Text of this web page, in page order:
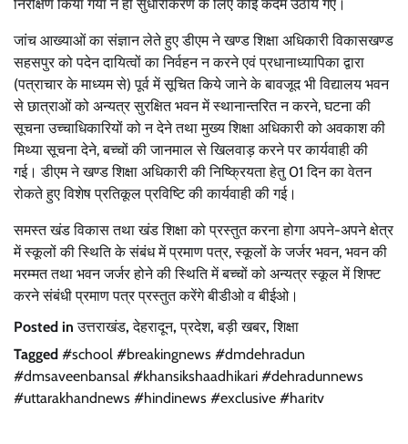
निरीक्षण किया गया न ही सुधारीकरण के लिए कोई कदम उठाये गए।
जांच आख्याओं का संज्ञान लेते हुए डीएम ने खण्ड शिक्षा अधिकारी विकासखण्ड
सहसपुर को पदेन दायित्वों का निर्वहन न करने एवं प्रधानाध्यापिका द्वारा
(पत्राचार के माध्यम से) पूर्व में सूचित किये जाने के बावजूद भी विद्यालय भवन
से छात्राओं को अन्यत्र सुरक्षित भवन में स्थानान्तरित न करने, घटना की
सूचना उच्चाधिकारियों को न देने तथा मुख्य शिक्षा अधिकारी को अवकाश की
मिथ्या सूचना देने, बच्चों की जानमाल से खिलवाड़ करने पर कार्यवाही की
गई। डीएम ने खण्ड शिक्षा अधिकारी की निष्क्रियता हेतु 01 दिन का वेतन
रोकते हुए विशेष प्रतिकूल प्रविष्टि की कार्यवाही की गई।
समस्त खंड विकास तथा खंड शिक्षा को प्रस्तुत करना होगा अपने-अपने क्षेत्र
में स्कूलों की स्थिति के संबंध में प्रमाण पत्र, स्कूलों के जर्जर भवन, भवन की
मरम्मत तथा भवन जर्जर होने की स्थिति में बच्चों को अन्यत्र स्कूल में शिफ्ट
करने संबंधी प्रमाण पत्र प्रस्तुत करेंगे बीडीओ व बीईओ।
Posted inउत्तराखंड,देहरादून,प्रदेश,बड़ी खबर,शिक्षा
Tagged #school #breakingnews #dmdehradun
#dmsaveenbansal #khansikshaadhikari #dehradunnews
#uttarakhandnews #hindinews #exclusive #haritv